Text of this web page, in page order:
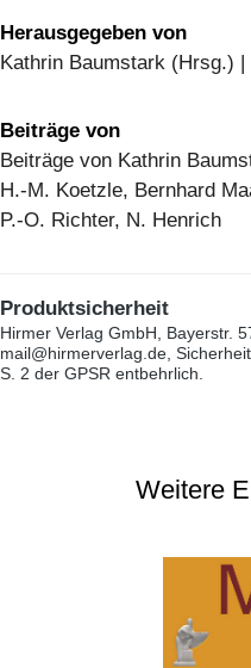
Herausgegeben von
Kathrin Baumstark (Hrsg.)
Beiträge von
Beiträge von Kathrin
H.-M. Koetzle, Bernhard
P.-O. Richter, N. Henrich
Produktsicherheit
Hirmer Verlag GmbH, Bayerstr.
mail@hirmerverlag.de,
S. 2 der GPSR entbehrlich.
Weitere